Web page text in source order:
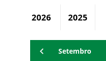
2026 2025
Setembro